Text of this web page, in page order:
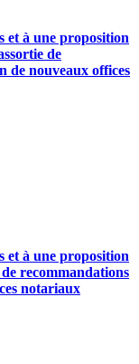
et à une proposition
de
de nouveaux offices
et à une proposition
recommandations
notariaux